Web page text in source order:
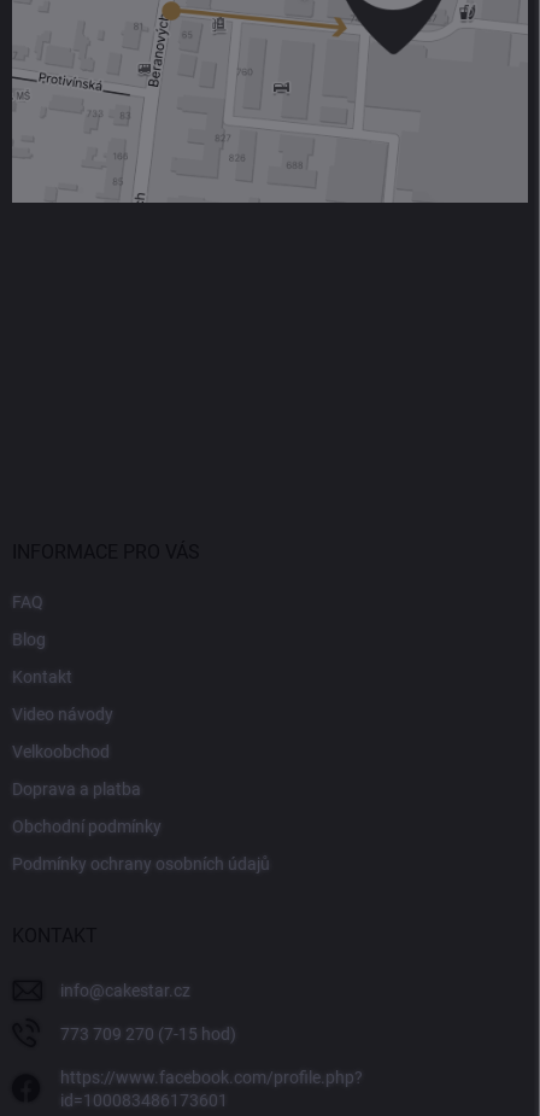
FAQ
Blog
Kontakt
Video návody
Velkoobchod
Doprava a platba
Obchodní podmínky
Podmínky ochrany osobních údajů
info@cakestar.cz
773 709 270 (7-15 hod)
https://www.facebook.com/profile.php?
id=100083486173601